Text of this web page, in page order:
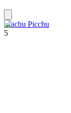
Machu Picchu
5